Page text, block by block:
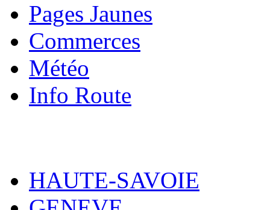
Pages Jaunes
Commerces
Météo
Info Route
HAUTE-SAVOIE